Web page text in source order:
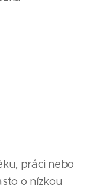
práci nebo
o nízkou